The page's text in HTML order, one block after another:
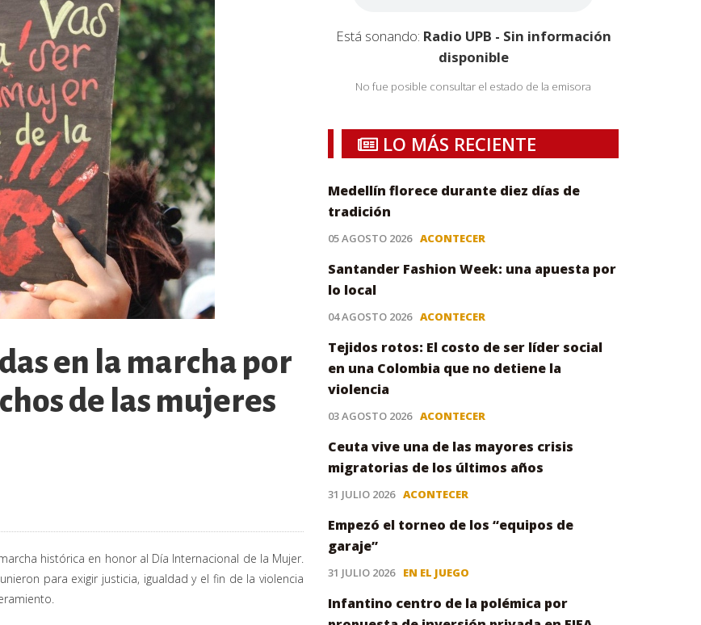
en la marcha por
de las mujeres
histórica en honor al Día Internacional de la Mujer.
para exigir justicia, igualdad y el fin de la violencia
Está sonando: Radio UPB - Sin información
disponible
No fue posible consultar el estado de la emisora
LO MÁS RECIENTE
Medellín florece durante diez días de
tradición
05 AGOSTO 2026 ACONTECER
Santander Fashion Week: una apuesta por
lo local
04 AGOSTO 2026 ACONTECER
Tejidos rotos: El costo de ser líder social
en una Colombia que no detiene la
violencia
03 AGOSTO 2026 ACONTECER
Ceuta vive una de las mayores crisis
migratorias de los últimos años
31 JULIO 2026 ACONTECER
Empezó el torneo de los “equipos de
garaje”
31 JULIO 2026 EN EL JUEGO
Infantino centro de la polémica por